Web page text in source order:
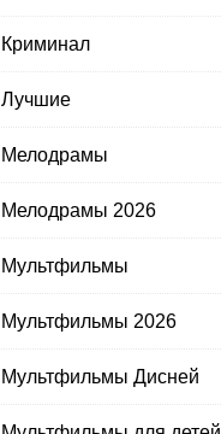
Криминал
Лучшие
Мелодрамы
Мелодрамы 2026
Мультфильмы
Мультфильмы 2026
Мультфильмы Дисней